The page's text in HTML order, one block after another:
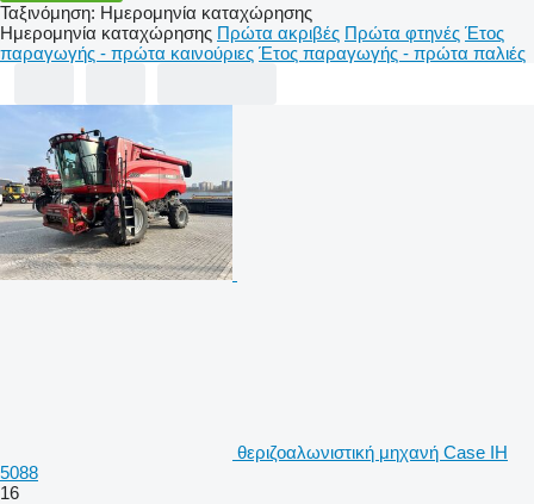
Ταξινόμηση: Ημερομηνία καταχώρησης
Ημερομηνία καταχώρησης Πρώτα ακριβές Πρώτα φτηνές Έτος
παραγωγής - πρώτα καινούριες Έτος παραγωγής - πρώτα παλιές
θεριζοαλωνιστική μηχανή Case IH
5088
16